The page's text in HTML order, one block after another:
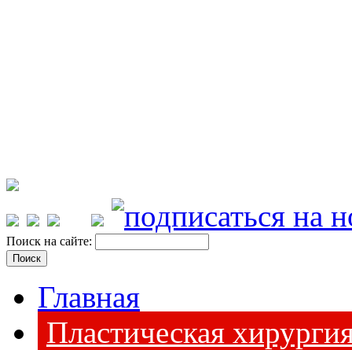
Поиск на сайте:
Главная
Пластическая